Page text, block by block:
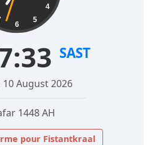
4
5
6
SAST
August 2026
1448 AH
pour Fistantkraal